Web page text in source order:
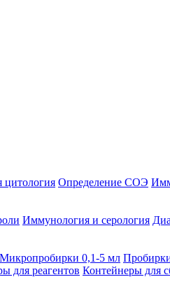
цитология Определение СОЭ
Иммунология и серология
Микропробирки 0,1-5 мл
для реагентов Контейнеры для